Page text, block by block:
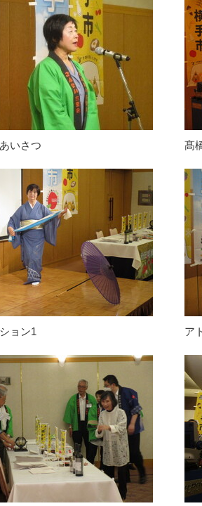
いさつ 髙
ョン1 ア